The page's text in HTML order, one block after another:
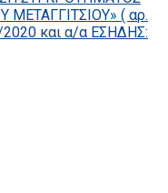
( αρ.
2020 και α/α ΕΣΗΔΗΣ: